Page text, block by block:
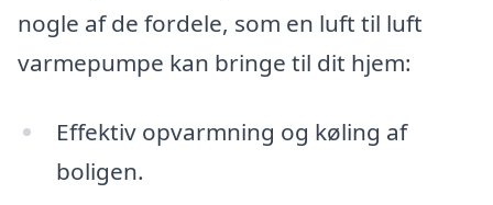
nogle af de fordele, som en luft til luft
varmepumpe kan bringe til dit hjem:
Effektiv opvarmning og køling af
boligen.